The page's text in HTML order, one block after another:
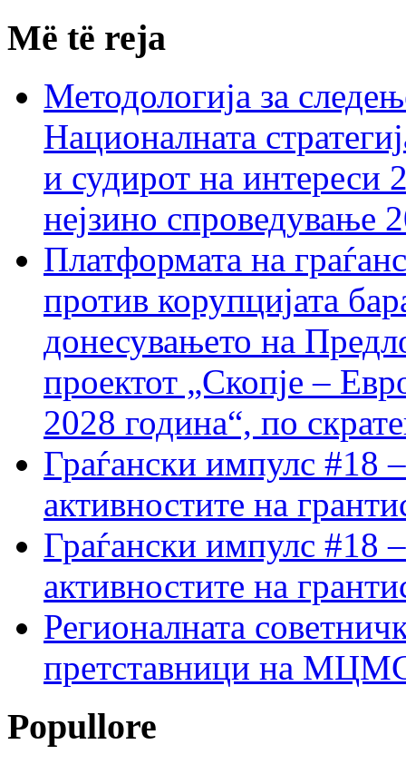
Më të reja
Методологија за
Националната
и судирот на интереси
нејзино спроведување
Платформата на
против корупцијата
донесувањето на
проектот „Скопје –
2028 година“, по
Граѓански импулс #18
активностите на
Граѓански импулс #18
активностите на
Регионалната
претставници на МЦМС
Popullore